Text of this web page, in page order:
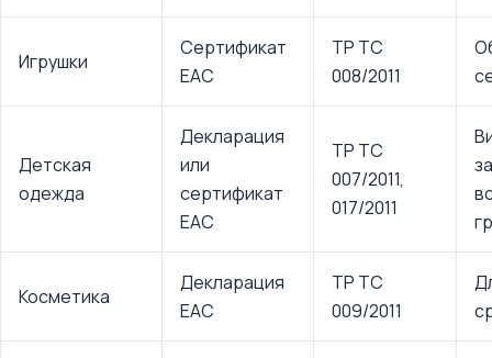
Игрушки
Сертификат
EAC
ТР ТС
008/2011
Детская
одежда
Декларация
или
сертификат
EAC
ТР ТС
007/2011,
017/2011
Косметика
Декларация
EAC
ТР ТС
009/2011